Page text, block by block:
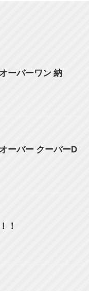
ーバーワン 納
ーバー クーパーD
！